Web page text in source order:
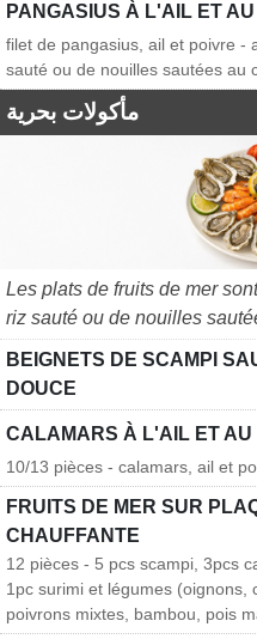
PANGASIUS À L'AIL ET
filet de pangasius, ail et poivre -
sauté ou de nouilles sautées au
مأكولات بحرية
Les plats de fruits de mer
riz sauté ou de nouilles
BEIGNETS DE SCAMPI
DOUCE
CALAMARS À L'AIL ET AU
10/13 pièces - calamars, ail et
FRUITS DE MER SUR
CHAUFFANTE
12 pièces - 5 pcs scampi, 3pcs
1pc surimi et légumes (oignons,
poivrons mixtes, bambou, pois